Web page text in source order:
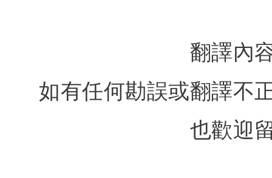
翻譯內
如有任何勘誤或翻譯不
也歡迎